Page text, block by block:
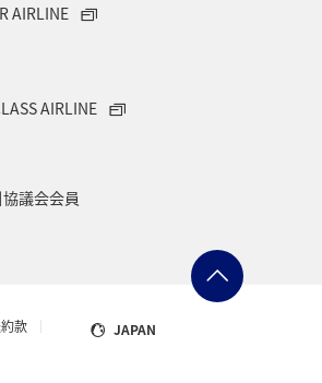
AIRLINE
AIRLINE
議会会員
款
JAPAN